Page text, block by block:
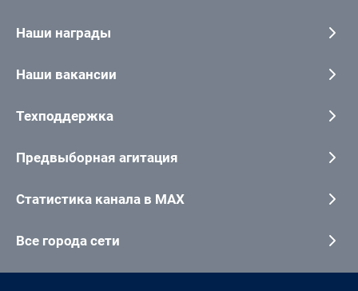
Наши награды
Наши вакансии
Техподдержка
Предвыборная агитация
Статистика канала в MAX
Все города сети